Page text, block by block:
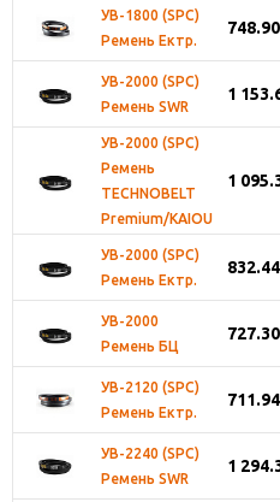
УВ-1800 (SPC)
Ремень Ектр.
748.90
УВ-2000 (SPC)
Ремень SWR
1
УВ-2000 (SPC)
Ремень
TECHNOBELT
Premium/KAIOU
1
УВ-2000 (SPC)
Ремень Ектр.
832.44
УВ-2000
Ремень БЦ
727.30
УВ-2120 (SPC)
Ремень Ектр.
711.94
УВ-2240 (SPC)
Ремень SWR
1